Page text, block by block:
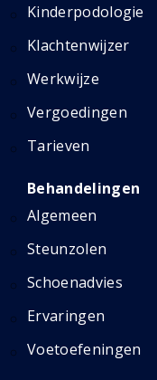
Kinderpodologie
Klachtenwijzer
Werkwijze
Vergoedingen
Tarieven
Behandelingen
Algemeen
Steunzolen
Schoenadvies
Ervaringen
Voetoefeningen